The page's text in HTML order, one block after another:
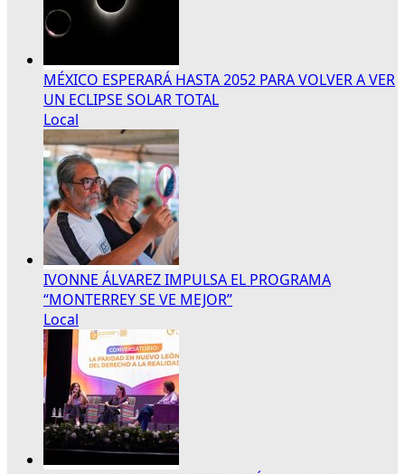
MÉXICO ESPERARÁ HASTA 2052 PARA VOLVER A VER
UN ECLIPSE SOLAR TOTAL
Local
IVONNE ÁLVAREZ IMPULSA EL PROGRAMA
“MONTERREY SE VE MEJOR”
Local